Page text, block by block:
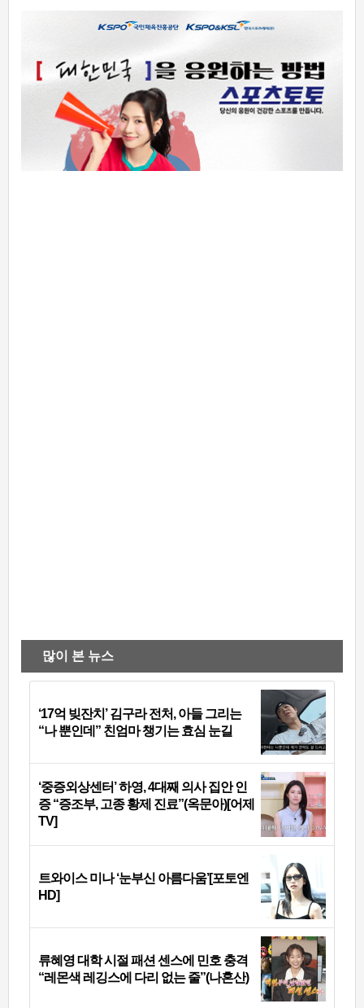
많이 본 뉴스
‘17억 빚잔치’ 김구라 전처, 아들 그리는
“나 뿐인데” 친엄마 챙기는 효심 눈길
‘중증외상센터’ 하영, 4대째 의사 집안 인
증 “증조부, 고종 황제 진료”(옥문아)[어제
TV]
트와이스 미나 ‘눈부신 아름다움’[포토엔
HD]
류혜영 대학 시절 패션 센스에 민호 충격
“레몬색 레깅스에 다리 없는 줄”(나혼산)